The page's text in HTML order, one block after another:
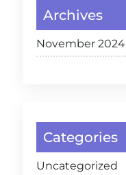
Archives
November 2024
Categories
Uncategorized